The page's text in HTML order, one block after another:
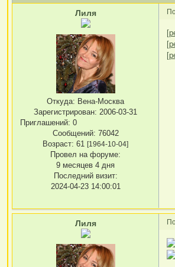
Лиля
Откуда: Вена-Москва
Зарегистрирован: 2006-03-31
Приглашений: 0
Сообщений: 76042
Возраст: 61[1964-10-04]
Провел на форуме:
9 месяцев 4 дня
Последний визит:
2024-04-23 14:00:01
Лиля